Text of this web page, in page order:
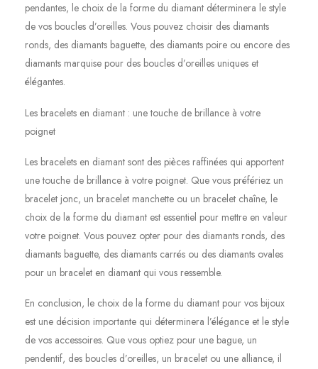
pendantes, le choix de la forme du diamant déterminera le style
de vos boucles d’oreilles. Vous pouvez choisir des diamants
ronds, des diamants baguette, des diamants poire ou encore des
diamants marquise pour des boucles d’oreilles uniques et
élégantes.
Les bracelets en diamant : une touche de brillance à votre
poignet
Les bracelets en diamant sont des pièces raffinées qui apportent
une touche de brillance à votre poignet. Que vous préfériez un
bracelet jonc, un bracelet manchette ou un bracelet chaîne, le
choix de la forme du diamant est essentiel pour mettre en valeur
votre poignet. Vous pouvez opter pour des diamants ronds, des
diamants baguette, des diamants carrés ou des diamants ovales
pour un bracelet en diamant qui vous ressemble.
En conclusion, le choix de la forme du diamant pour vos bijoux
est une décision importante qui déterminera l’élégance et le style
de vos accessoires. Que vous optiez pour une bague, un
pendentif, des boucles d’oreilles, un bracelet ou une alliance, il